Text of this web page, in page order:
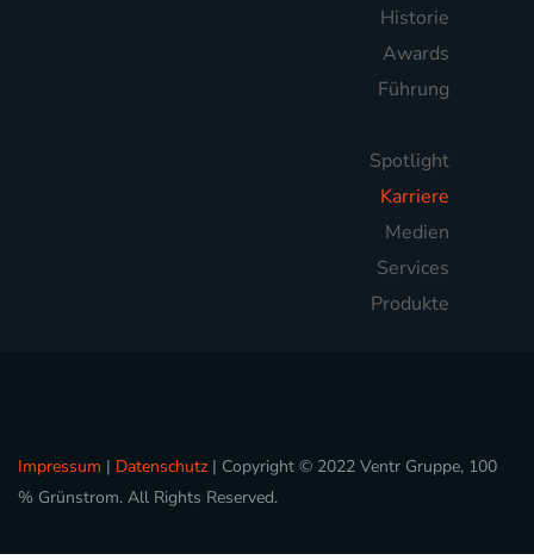
Historie
Awards
Führung
Spotlight
Karriere
Medien
Services
Produkte
Impressum | Datenschutz | Copyright © 2022 Ventr Gruppe, 100
% Grünstrom. All Rights Reserved.